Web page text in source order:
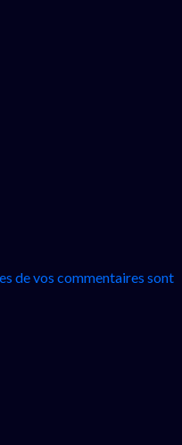
de vos commentaires sont